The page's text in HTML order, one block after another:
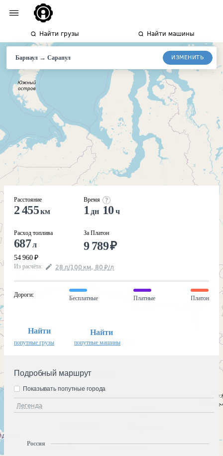
Найти грузы Найти машины
Барнаул →Сарапул ИЗМЕНИТЬ
Расстояние
2 455км
Расход топлива
687л
54 960 ₽
Время
1 дн 10 ч
За Платон
9 789₽
Из расчёта: 28 л/100 км, 80 ₽/л
Дороги:
Бесплатные Платные Платон
Найти
попутные грузы
Найти
попутные машины
Подробный маршрут
Легенда
Показывать попутные города
Россия